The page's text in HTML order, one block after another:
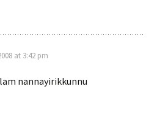
at 3:42 pm
nannayirikkunnu